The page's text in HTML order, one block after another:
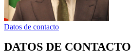
Datos de contacto
DATOS DE CONTACTO